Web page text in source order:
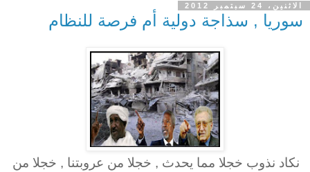
الاثنين، 24 سبتمبر 2012
سوريا , سذاجة دولية أم فرصة للنظام
نكاد نذوب خجلا مما يحدث , خجلا من عروبتنا , خجلا من